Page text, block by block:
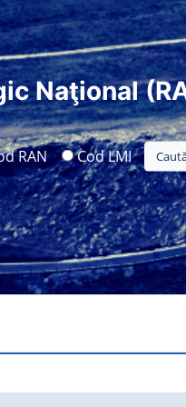
Naţional
RAN Cod LMI